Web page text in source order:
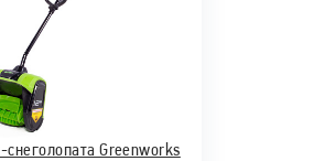
Greenworks